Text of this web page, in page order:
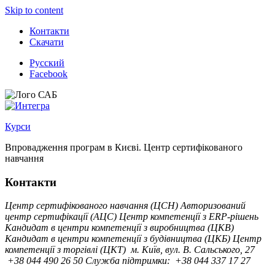
Skip to content
Контакти
Скачати
Русский
Facebook
Курси
Впровадження програм в Києві. Центр сертифікованого
навчання
Контакти
Центр сертифікованого навчання (ЦСН) Авторизований
центр сертифікації (АЦС) Центр компетенції з ERP-рішень
Кандидат в центри компетенції з виробництва (ЦКВ)
Кандидат в центри компетенції з будівництва (ЦКБ) Центр
компетенції з торгівлі (ЦКТ) м. Київ, вул. B. Сальського, 27
+38 044 490 26 50 Служба підтримки: +38 044 337 17 27